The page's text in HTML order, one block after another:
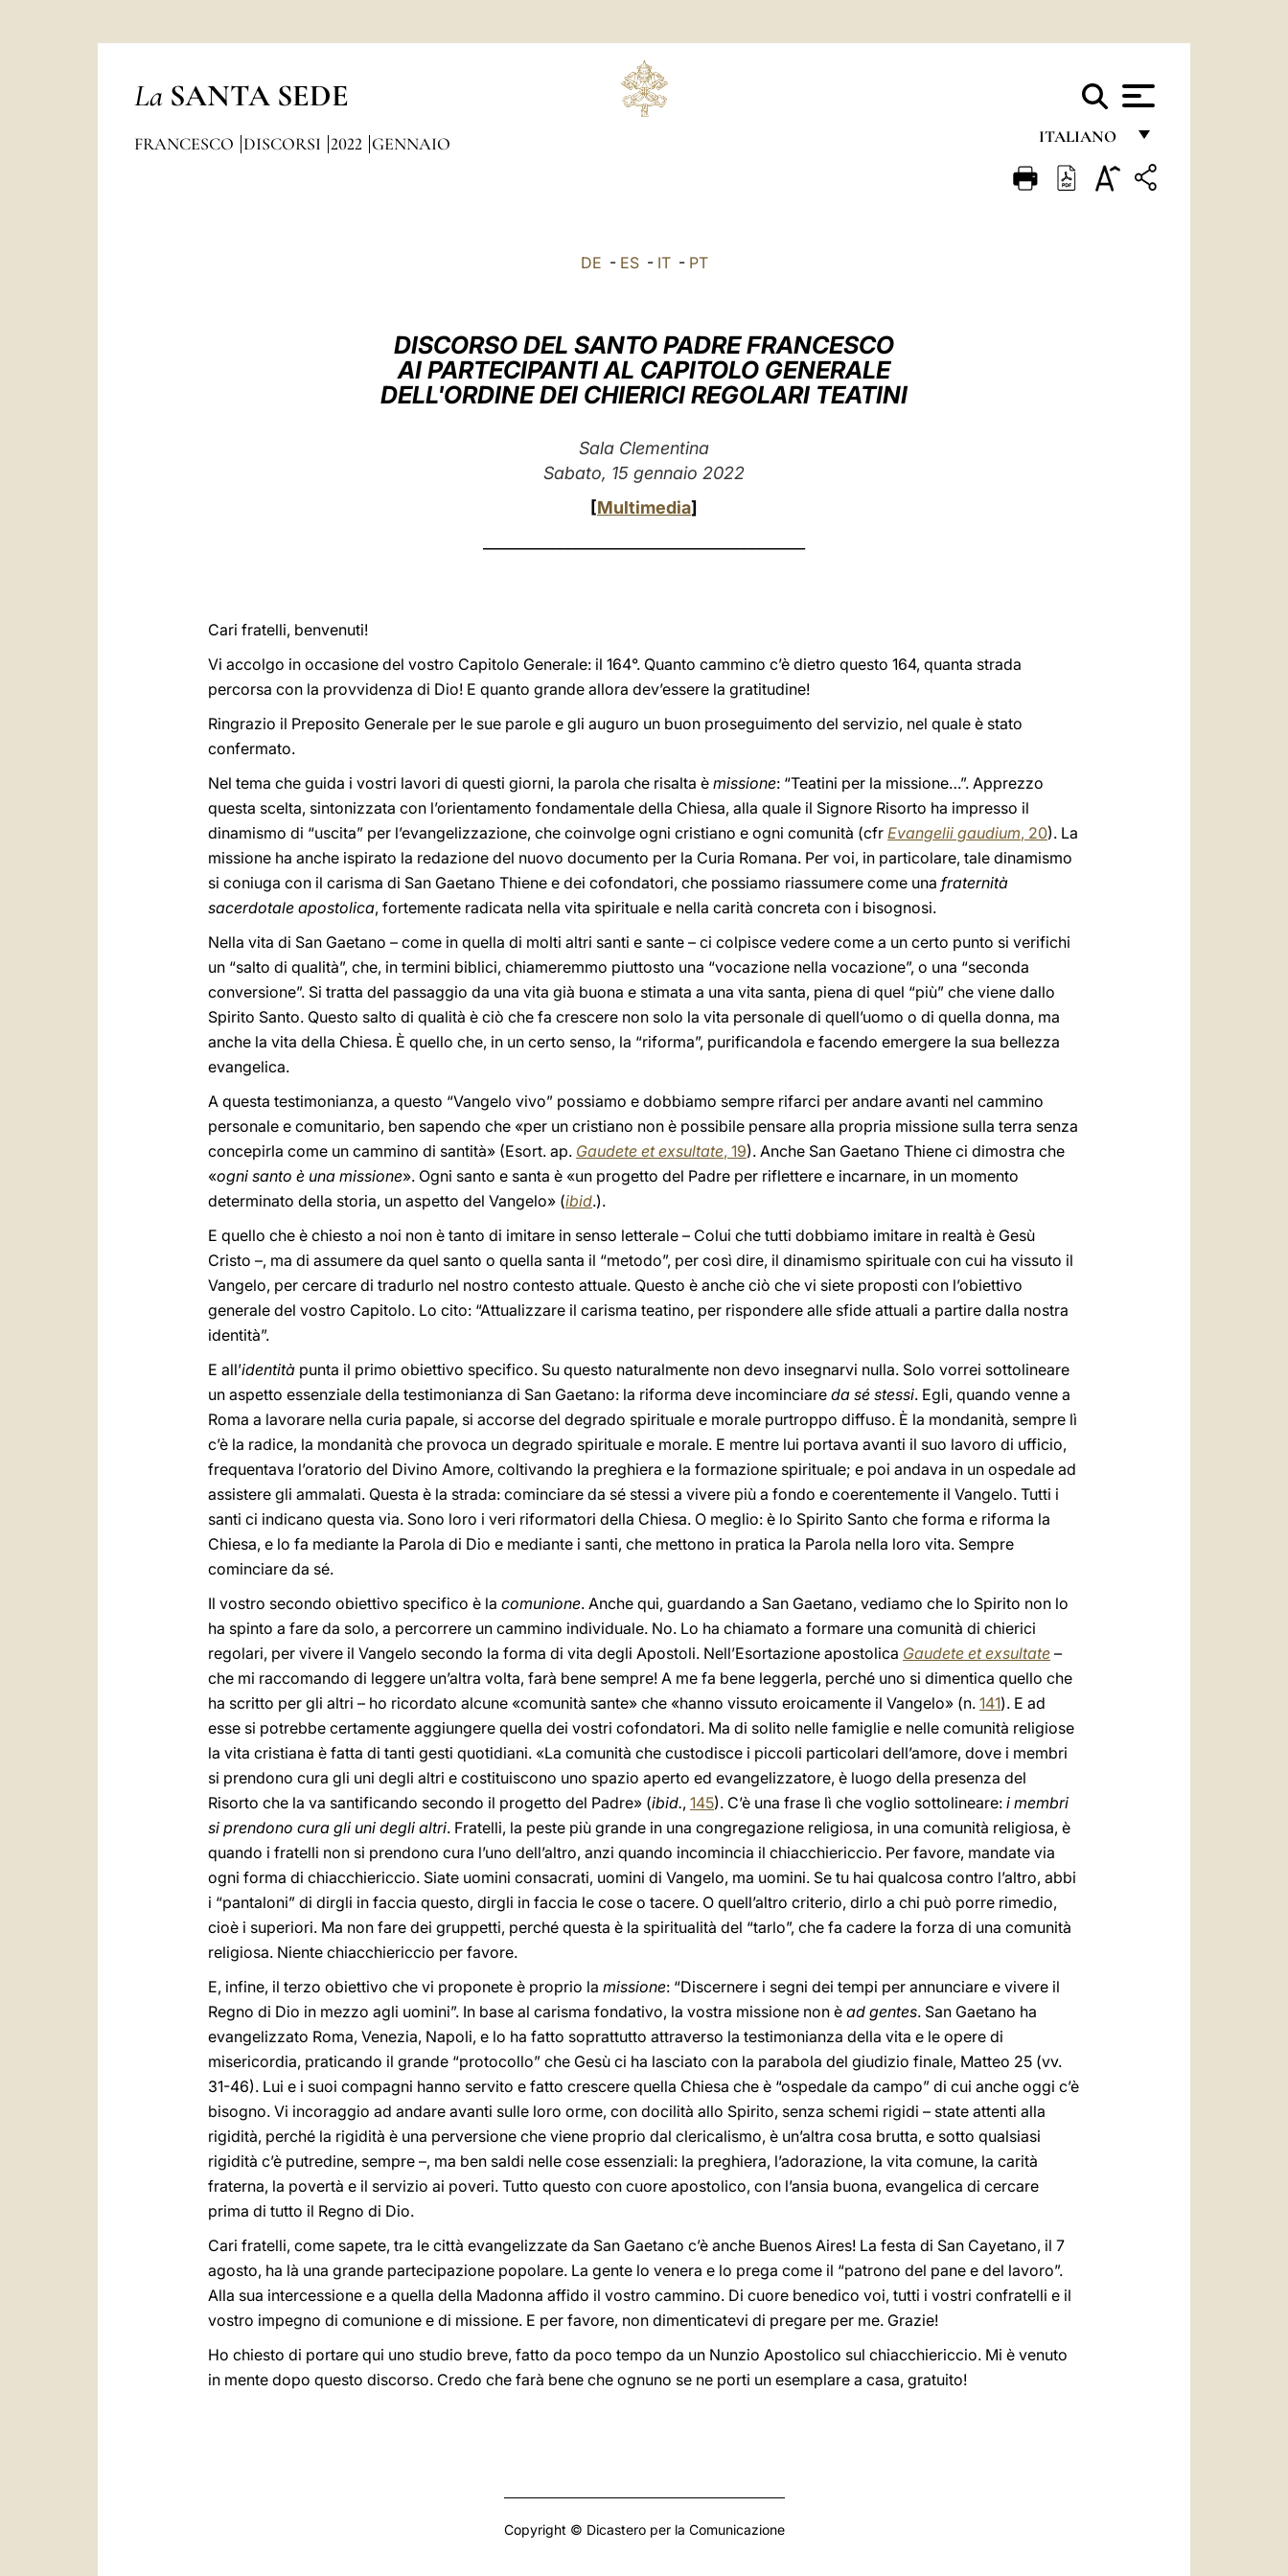
La SANTA SEDE
ITALIANO
FRANÇAIS
FRANCESCO DISCORSI 2022 GENNAIO
DE - ES- IT- PT
DISCORSO DEL SANTO PADRE FRANCESCO
AI PARTECIPANTI AL CAPITOLO GENERALE
DELL'ORDINE DEI CHIERICI REGOLARI TEATINI
Sala Clementina
Sabato, 15 gennaio 2022
[Multimedia]
Cari fratelli, benvenuti!
Vi accolgo in occasione del vostro Capitolo Generale: il 164°. Quanto cammino c’è dietro questo 164, quanta strada
percorsa con la provvidenza di Dio! E quanto grande allora dev’essere la gratitudine!
Ringrazio il Preposito Generale per le sue parole e gli auguro un buon proseguimento del servizio, nel quale è stato
confermato.
Nel tema che guida i vostri lavori di questi giorni, la parola che risalta è missione: “Teatini per la missione…”. Apprezzo
questa scelta, sintonizzata con l’orientamento fondamentale della Chiesa, alla quale il Signore Risorto ha impresso il
dinamismo di “uscita” per l’evangelizzazione, che coinvolge ogni cristiano e ogni comunità (cfr Evangelii gaudium, 20). La
missione ha anche ispirato la redazione del nuovo documento per la Curia Romana. Per voi, in particolare, tale dinamismo
si coniuga con il carisma di San Gaetano Thiene e dei cofondatori, che possiamo riassumere come una fraternità
sacerdotale apostolica, fortemente radicata nella vita spirituale e nella carità concreta con i bisognosi.
Nella vita di San Gaetano – come in quella di molti altri santi e sante – ci colpisce vedere come a un certo punto si verifichi
un “salto di qualità”, che, in termini biblici, chiameremmo piuttosto una “vocazione nella vocazione”, o una “seconda
conversione”. Si tratta del passaggio da una vita già buona e stimata a una vita santa, piena di quel “più” che viene dallo
Spirito Santo. Questo salto di qualità è ciò che fa crescere non solo la vita personale di quell’uomo o di quella donna, ma
anche la vita della Chiesa. È quello che, in un certo senso, la “riforma”, purificandola e facendo emergere la sua bellezza
evangelica.
A questa testimonianza, a questo “Vangelo vivo” possiamo e dobbiamo sempre rifarci per andare avanti nel cammino
personale e comunitario, ben sapendo che «per un cristiano non è possibile pensare alla propria missione sulla terra senza
concepirla come un cammino di santità» (Esort. ap. Gaudete et exsultate, 19). Anche San Gaetano Thiene ci dimostra che
«ogni santo è una missione». Ogni santo e santa è «un progetto del Padre per riflettere e incarnare, in un momento
determinato della storia, un aspetto del Vangelo» (ibid.).
E quello che è chiesto a noi non è tanto di imitare in senso letterale – Colui che tutti dobbiamo imitare in realtà è Gesù
Cristo –, ma di assumere da quel santo o quella santa il “metodo”, per così dire, il dinamismo spirituale con cui ha vissuto il
Vangelo, per cercare di tradurlo nel nostro contesto attuale. Questo è anche ciò che vi siete proposti con l’obiettivo
generale del vostro Capitolo. Lo cito: “Attualizzare il carisma teatino, per rispondere alle sfide attuali a partire dalla nostra
identità”.
E all’identità punta il primo obiettivo specifico. Su questo naturalmente non devo insegnarvi nulla. Solo vorrei sottolineare
un aspetto essenziale della testimonianza di San Gaetano: la riforma deve incominciare da sé stessi. Egli, quando venne a
Roma a lavorare nella curia papale, si accorse del degrado spirituale e morale purtroppo diffuso. È la mondanità, sempre lì
c’è la radice, la mondanità che provoca un degrado spirituale e morale. E mentre lui portava avanti il suo lavoro di ufficio,
frequentava l’oratorio del Divino Amore, coltivando la preghiera e la formazione spirituale; e poi andava in un ospedale ad
assistere gli ammalati. Questa è la strada: cominciare da sé stessi a vivere più a fondo e coerentemente il Vangelo. Tutti i
santi ci indicano questa via. Sono loro i veri riformatori della Chiesa. O meglio: è lo Spirito Santo che forma e riforma la
Chiesa, e lo fa mediante la Parola di Dio e mediante i santi, che mettono in pratica la Parola nella loro vita. Sempre
cominciare da sé.
Il vostro secondo obiettivo specifico è la comunione. Anche qui, guardando a San Gaetano, vediamo che lo Spirito non lo
ha spinto a fare da solo, a percorrere un cammino individuale. No. Lo ha chiamato a formare una comunità di chierici
regolari, per vivere il Vangelo secondo la forma di vita degli Apostoli. Nell’Esortazione apostolica Gaudete et exsultate –
che mi raccomando di leggere un’altra volta, farà bene sempre! A me fa bene leggerla, perché uno si dimentica quello che
ha scritto per gli altri – ho ricordato alcune «comunità sante» che «hanno vissuto eroicamente il Vangelo» (n. 141). E ad
esse si potrebbe certamente aggiungere quella dei vostri cofondatori. Ma di solito nelle famiglie e nelle comunità religiose
la vita cristiana è fatta di tanti gesti quotidiani. «La comunità che custodisce i piccoli particolari dell’amore, dove i membri
si prendono cura gli uni degli altri e costituiscono uno spazio aperto ed evangelizzatore, è luogo della presenza del
Risorto che la va santificando secondo il progetto del Padre» (ibid., 145). C’è una frase lì che voglio sottolineare: i membri
si prendono cura gli uni degli altri. Fratelli, la peste più grande in una congregazione religiosa, in una comunità religiosa, è
quando i fratelli non si prendono cura l’uno dell’altro, anzi quando incomincia il chiacchiericcio. Per favore, mandate via
ogni forma di chiacchiericcio. Siate uomini consacrati, uomini di Vangelo, ma uomini. Se tu hai qualcosa contro l’altro, abbi
i “pantaloni” di dirgli in faccia questo, dirgli in faccia le cose o tacere. O quell’altro criterio, dirlo a chi può porre rimedio,
cioè i superiori. Ma non fare dei gruppetti, perché questa è la spiritualità del “tarlo”, che fa cadere la forza di una comunità
religiosa. Niente chiacchiericcio per favore.
E, infine, il terzo obiettivo che vi proponete è proprio la missione: “Discernere i segni dei tempi per annunciare e vivere il
Regno di Dio in mezzo agli uomini”. In base al carisma fondativo, la vostra missione non è ad gentes. San Gaetano ha
evangelizzato Roma, Venezia, Napoli, e lo ha fatto soprattutto attraverso la testimonianza della vita e le opere di
misericordia, praticando il grande “protocollo” che Gesù ci ha lasciato con la parabola del giudizio finale, Matteo 25 (vv.
31-46). Lui e i suoi compagni hanno servito e fatto crescere quella Chiesa che è “ospedale da campo” di cui anche oggi c’è
bisogno. Vi incoraggio ad andare avanti sulle loro orme, con docilità allo Spirito, senza schemi rigidi – state attenti alla
rigidità, perché la rigidità è una perversione che viene proprio dal clericalismo, è un’altra cosa brutta, e sotto qualsiasi
rigidità c’è putredine, sempre –, ma ben saldi nelle cose essenziali: la preghiera, l’adorazione, la vita comune, la carità
fraterna, la povertà e il servizio ai poveri. Tutto questo con cuore apostolico, con l’ansia buona, evangelica di cercare
prima di tutto il Regno di Dio.
Cari fratelli, come sapete, tra le città evangelizzate da San Gaetano c’è anche Buenos Aires! La festa di San Cayetano, il 7
agosto, ha là una grande partecipazione popolare. La gente lo venera e lo prega come il “patrono del pane e del lavoro”.
Alla sua intercessione e a quella della Madonna affido il vostro cammino. Di cuore benedico voi, tutti i vostri confratelli e il
vostro impegno di comunione e di missione. E per favore, non dimenticatevi di pregare per me. Grazie!
Ho chiesto di portare qui uno studio breve, fatto da poco tempo da un Nunzio Apostolico sul chiacchiericcio. Mi è venuto
in mente dopo questo discorso. Credo che farà bene che ognuno se ne porti un esemplare a casa, gratuito!
Copyright © Dicastero per la Comunicazione